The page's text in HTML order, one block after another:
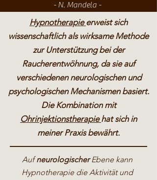
- N. Mandela -
Hypnotherapieerweist sich
wissenschaftlich als wirksame Methode
zur Unterstützung bei der
Raucherentwöhnung, da sie auf
verschiedenen neurologischen und
psychologischen Mechanismen basiert.
Die Kombination mit
Ohrinjektionstherapiehat sich in
meiner Praxis bewährt.
AufneurologischerEbene kann
Hypnotherapie die Aktivität und